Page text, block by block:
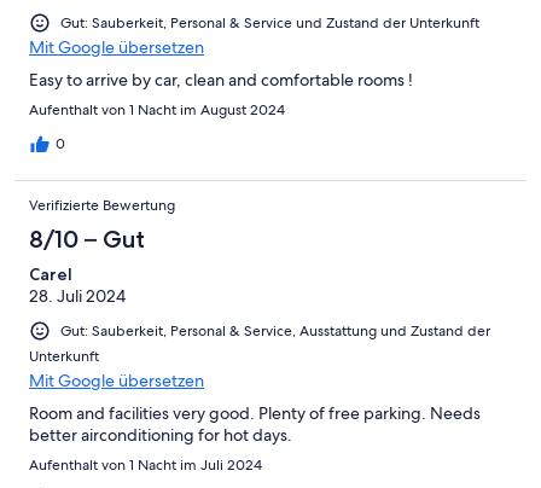
Gut: Sauberkeit, Personal & Service und Zustand der Unterkunft
Mit Google übersetzen
Easy to arrive by car, clean and comfortable rooms !
Aufenthalt von 1 Nacht im August 2024
0
Verifizierte Bewertung
8/10 – Gut
Carel
28. Juli 2024
Gut: Sauberkeit, Personal & Service, Ausstattung und Zustand der
Unterkunft
Mit Google übersetzen
Room and facilities very good. Plenty of free parking. Needs
better airconditioning for hot days.
Aufenthalt von 1 Nacht im Juli 2024